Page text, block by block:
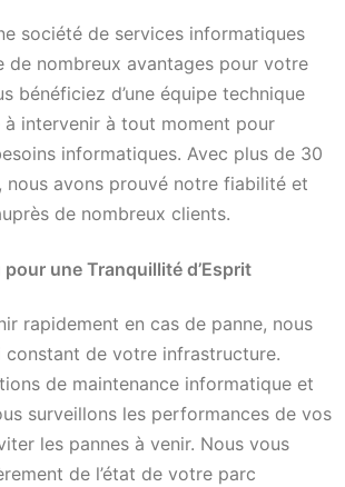
société de services informatiques
de nombreux avantages pour votre
bénéficiez d’une équipe technique
intervenir à tout moment pour
informatiques. Avec plus de 30
nous avons prouvé notre fiabilité et
de nombreux clients.
une Tranquillité d’Esprit
rapidement en cas de panne, nous
constant de votre infrastructure.
de maintenance informatique et
surveillons les performances de vos
les pannes à venir. Nous vous
de l’état de votre parc